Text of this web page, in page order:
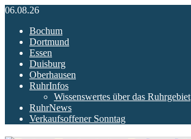
06.08.26
Bochum
Dortmund
Essen
Duisburg
Oberhausen
RuhrInfos
Wissenswertes über das Ruhrgebiet
RuhrNews
Verkaufsoffener Sonntag